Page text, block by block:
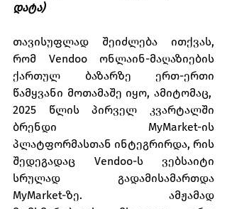
დატა)
თავისუფლად შეიძლება ითქვას,
რომ Vendoo ონლაინ-მაღაზიების
ქართულ ბაზარზე ერთ-ერთი
წამყვანი მოთამაშე იყო, ამიტომაც,
2025 წლის პირველ კვარტალში
ბრენდი MyMarket-ის
პლატფორმასთან ინტეგრირდა, რის
შედეგადაც Vendoo-ს ვებსაიტი
სრულად გადამისამართდა
MyMarket-ზე. ამჟამად